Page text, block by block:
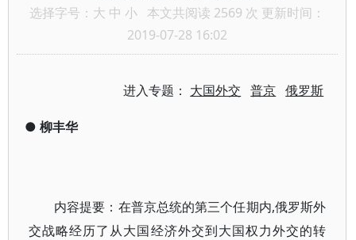
选择字号： 大 中 小 本文共阅读 2569 次 更新时间：
2019-07-28 16:02
进入专题： 大国外交 普京 俄罗斯
● 柳丰华
内容提要：在普京总统的第三个任期内,俄罗斯外
交战略经历了从大国经济外交到大国权力外交的转